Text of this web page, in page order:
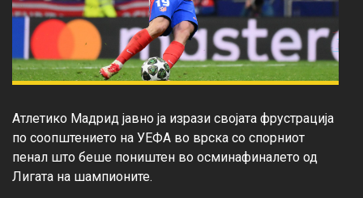
Атлетико Мадрид јавно ја изрази својата фрустрација
по соопштението на УЕФА во врска со спорниот
пенал што беше поништен во осминафиналето од
Лигата на шампионите.